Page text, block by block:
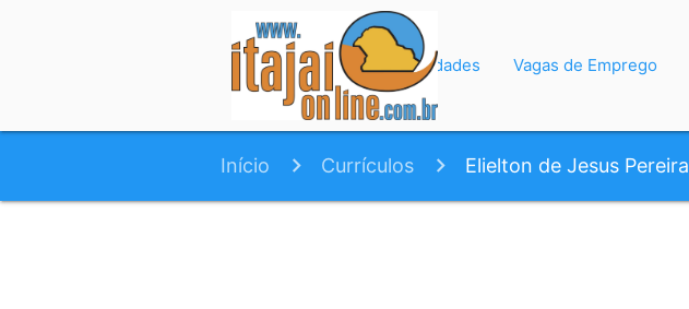
Início Variedades Vagas de Emprego
Início Currículos Elielton de Jesus Pereira